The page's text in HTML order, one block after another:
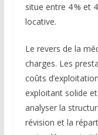
situe entre 4 % et
locative.
Le revers de la
charges. Les
coûts
exploitant solide
analyser la
révision et la